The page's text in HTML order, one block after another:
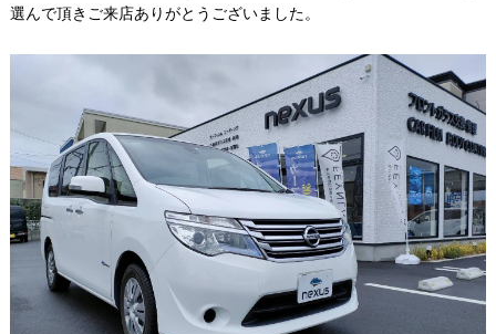
選んで頂きご来店ありがとうございました。